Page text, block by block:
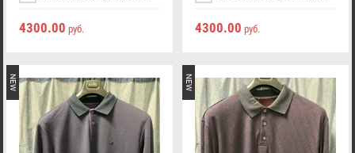
4300.00 руб. 4300.00 руб.
NEW NEW